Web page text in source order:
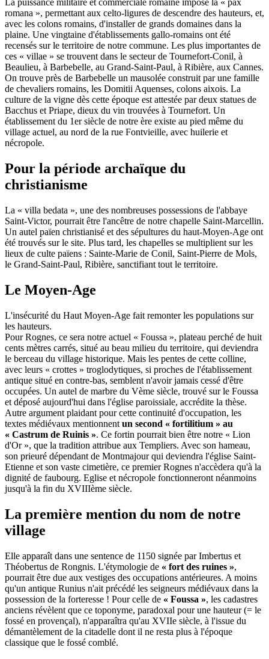
La puissance militaire et commerciale romaine impose la « pax
romana », permettant aux celto-ligures de descendre des hauteurs, et,
avec les colons romains, d'installer de grands domaines dans la
plaine. Une vingtaine d'établissements gallo-romains ont été
recensés sur le territoire de notre commune. Les plus importantes de
ces « villae » se trouvent dans le secteur de Tournefort-Conil, à
Beaulieu, à Barbebelle, au Grand-Saint-Paul, à Ribière, aux Cannes.
On trouve près de Barbebelle un mausolée construit par une famille
de chevaliers romains, les Domitii Aquenses, colons aixois. La
culture de la vigne dès cette époque est attestée par deux statues de
Bacchus et Priape, dieux du vin trouvées à Tournefort. Un
établissement du 1er siècle de notre ère existe au pied même du
village actuel, au nord de la rue Fontvieille, avec huilerie et
nécropole.
Pour la période archaïque du
christianisme
La « villa bedata », une des nombreuses possessions de l'abbaye
Saint-Victor, pourrait être l'ancêtre de notre chapelle Saint-Marcellin.
Un autel païen christianisé et des sépultures du haut-Moyen-Age ont
été trouvés sur le site. Plus tard, les chapelles se multiplient sur les
lieux de culte païens : Sainte-Marie de Conil, Saint-Pierre de Mols,
le Grand-Saint-Paul, Ribière, sanctifiant tout le territoire.
Le Moyen-Age
L'insécurité du Haut Moyen-Age fait remonter les populations sur
les hauteurs.
Pour Rognes, ce sera notre actuel « Foussa », plateau perché de huit
cents mètres carrés, situé au beau milieu du territoire, qui deviendra
le berceau du village historique. Mais les pentes de cette colline,
avec leurs « crottes » troglodytiques, si proches de l'établissement
antique situé en contre-bas, semblent n'avoir jamais cessé d'être
occupées. Un autel de marbre du Vème siècle, trouvé sur le Foussa
et déposé aujourd'hui dans l'église paroissiale, accrédite la thèse.
Autre argument plaidant pour cette continuité d'occupation, les
textes médiévaux mentionnent un second « fortilitium » au
« Castrum de Ruinis ». Ce fortin pourrait bien être notre « Lion
d'Or », que la tradition attribue aux Templiers. Avec son hameau,
son prieuré dépendant de Montmajour qui deviendra l'église Saint-
Etienne et son vaste cimetière, ce premier Rognes n'accèdera qu'à la
dignité de faubourg. Eglise et nécropole fonctionneront néanmoins
jusqu'à la fin du XVIIIème siècle.
La première mention du nom de notre
village
Elle apparaît dans une sentence de 1150 signée par Imbertus et
Théobertus de Rongnis. L'étymologie de « fort des ruines »,
pourrait être due aux vestiges des occupations antérieures. A moins
qu'un antique Runius n'ait précédé les seigneurs médiévaux dans la
possession de la forteresse ! Pour celle de « Foussa », les cadastres
anciens révèlent que ce toponyme, paradoxal pour une hauteur (= le
fossé en provençal), n'apparaîtra qu'au XVIIe siècle, à l'issue du
démantèlement de la citadelle dont il ne resta plus à l'époque
classique que le fossé comblé.